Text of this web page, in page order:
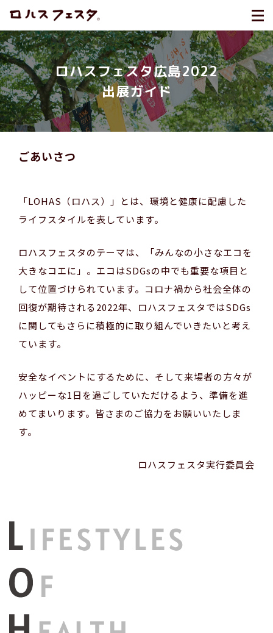
ロハスフェスタ広島2022
出展ガイド
ごあいさつ
「LOHAS（ロハス）」とは、環境と健康に配慮した
ライフスタイルを表しています。
ロハスフェスタのテーマは、「みんなの小さなエコを
大きなコエに」。エコはSDGsの中でも重要な項目と
して位置づけられています。コロナ禍から社会全体の
回復が期待される2022年、ロハスフェスタではSDGs
に関してもさらに積極的に取り組んでいきたいと考え
ています。
安全なイベントにするために、そして来場者の方々が
ハッピーな1日を過ごしていただけるよう、準備を進
めてまいります。皆さまのご協力をお願いいたしま
す。
ロハスフェスタ実行委員会